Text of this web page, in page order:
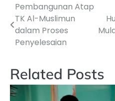
Navigasi
pos
Pembangunan Atap
TK Al-Muslimun
dalam Proses
Penyelesaian
Related Posts